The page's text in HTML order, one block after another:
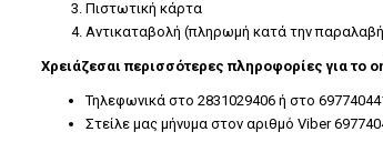
Πιστωτική κάρτα
Αντικαταβολή (πληρωμή κατά την
Χρειάζεσαι περισσότερες πληροφορίες για το
Τηλεφωνικά στο 2831029406 ή στο
Στείλε μας μήνυμα στον αριθμό Viber